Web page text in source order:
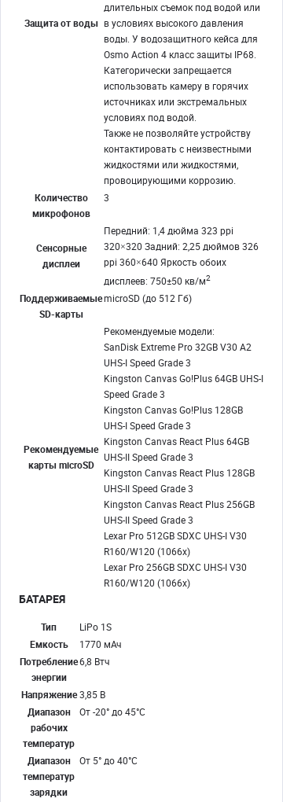
Защита от воды
длительных съемок под водой или
в условиях высокого давления
воды. У водозащитного кейса для
Osmo Action 4 класс защиты IP68.
Категорически запрещается
использовать камеру в горячих
источниках или экстремальных
условиях под водой.
Также не позволяйте устройству
контактировать с неизвестными
жидкостями или жидкостями,
провоцирующими коррозию.
Количество
микрофонов
3
Сенсорные
дисплеи
Передний: 1,4 дюйма 323 ppi
320×320 Задний: 2,25 дюймов 326
ppi 360×640 Яркость обоих
дисплеев: 750±50 кв/м2
Поддерживаемые
SD-карты
microSD (до 512 Гб)
Рекомендуемые
карты microSD
Рекомендуемые модели:
SanDisk Extreme Pro 32GB V30 A2
UHS-I Speed Grade 3
Kingston Canvas Go!Plus 64GB UHS-I
Speed Grade 3
Kingston Canvas Go!Plus 128GB
UHS-I Speed Grade 3
Kingston Canvas React Plus 64GB
UHS-II Speed Grade 3
Kingston Canvas React Plus 128GB
UHS-II Speed Grade 3
Kingston Canvas React Plus 256GB
UHS-II Speed Grade 3
Lexar Pro 512GB SDXC UHS-I V30
R160/W120 (1066x)
Lexar Pro 256GB SDXC UHS-I V30
R160/W120 (1066x)
БАТАРЕЯ
Тип
LiPo 1S
Емкость
1770 мАч
Потребление
энергии
6,8 Втч
Напряжение 3,85 В
Диапазон
рабочих
температур
От -20° до 45°C
Диапазон
температур
зарядки
От 5° до 40°C